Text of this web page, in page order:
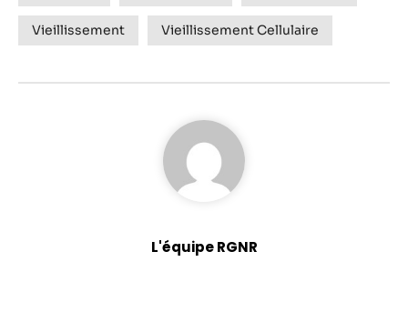
Vieillissement Vieillissement Cellulaire
L'équipe RGNR